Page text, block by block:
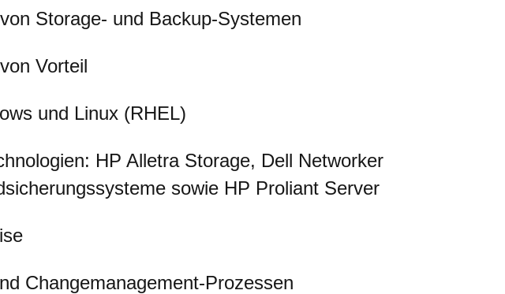
Storage- und Backup-Systemen
Vorteil
und Linux (RHEL)
HP Alletra Storage, Dell Networker
sowie HP Proliant Server
Changemanagement-Prozessen